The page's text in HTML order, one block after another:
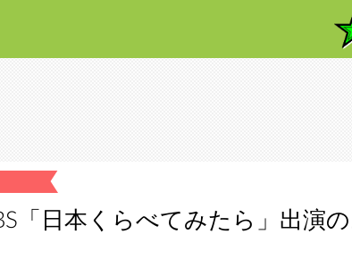
「日本くらべてみたら」出演